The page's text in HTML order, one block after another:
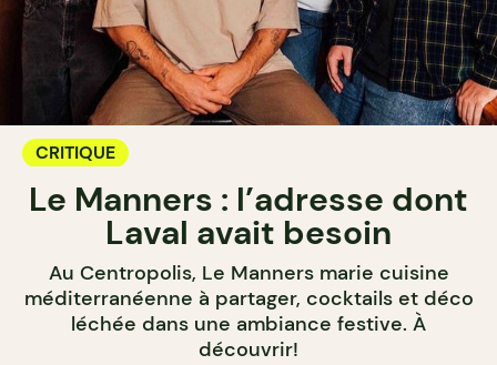
CRITIQUE
Le Manners : l’adresse dont
Laval avait besoin
Au Centropolis, Le Manners marie cuisine
méditerranéenne à partager, cocktails et déco
léchée dans une ambiance festive. À
découvrir!